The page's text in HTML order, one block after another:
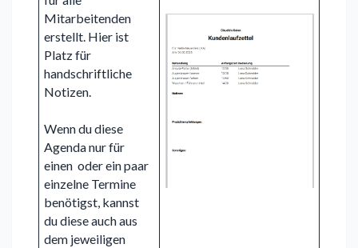
Mitarbeitenden
erstellt. Hier ist
Platz für
handschriftliche
Notizen.
Wenn du diese
Agenda nur für
einen oder ein paar
einzelne Termine
benötigst, kannst
du diese auch aus
dem jeweiligen